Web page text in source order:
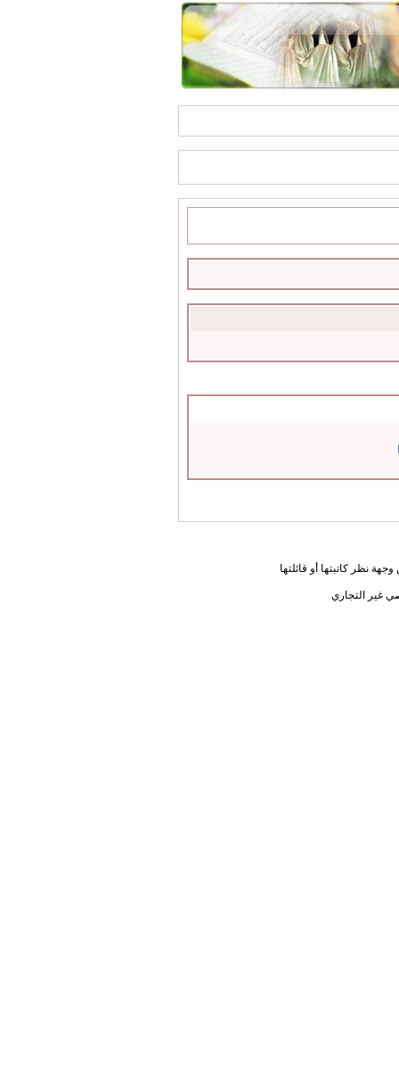
نظر كاتبتها أو قائلتها
غير التجاري